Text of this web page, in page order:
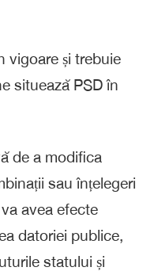
vigoare și trebuie
situează PSD în
de a modifica
sau înțelegeri
avea efecte
datoriei publice,
statului și